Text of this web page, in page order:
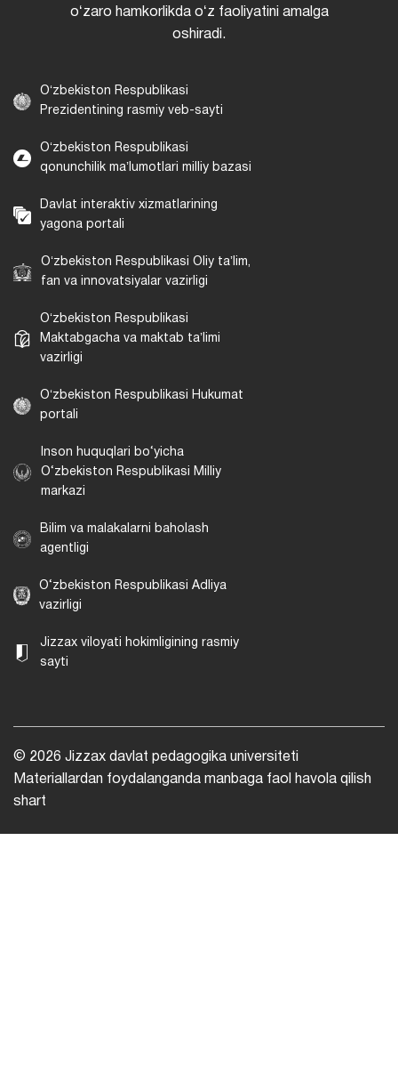
oʻzaro hamkorlikda oʻz faoliyatini amalga
oshiradi.
Oʻzbekiston Respublikasi
Prezidentining rasmiy veb-sayti
Oʻzbekiston Respublikasi
qonunchilik maʼlumotlari milliy bazasi
Davlat interaktiv xizmatlarining
yagona portali
Oʻzbekiston Respublikasi Oliy taʼlim,
fan va innovatsiyalar vazirligi
Oʻzbekiston Respublikasi
Maktabgacha va maktab taʼlimi
vazirligi
Oʻzbekiston Respublikasi Hukumat
portali
Inson huquqlari bo‘yicha
O‘zbekiston Respublikasi Milliy
markazi
Bilim va malakalarni baholash
agentligi
O‘zbekiston Respublikasi Adliya
vazirligi
Jizzax viloyati hokimligining rasmiy
sayti
© 2026 Jizzax davlat pedagogika universiteti
Materiallardan foydalanganda manbaga faol havola qilish
shart